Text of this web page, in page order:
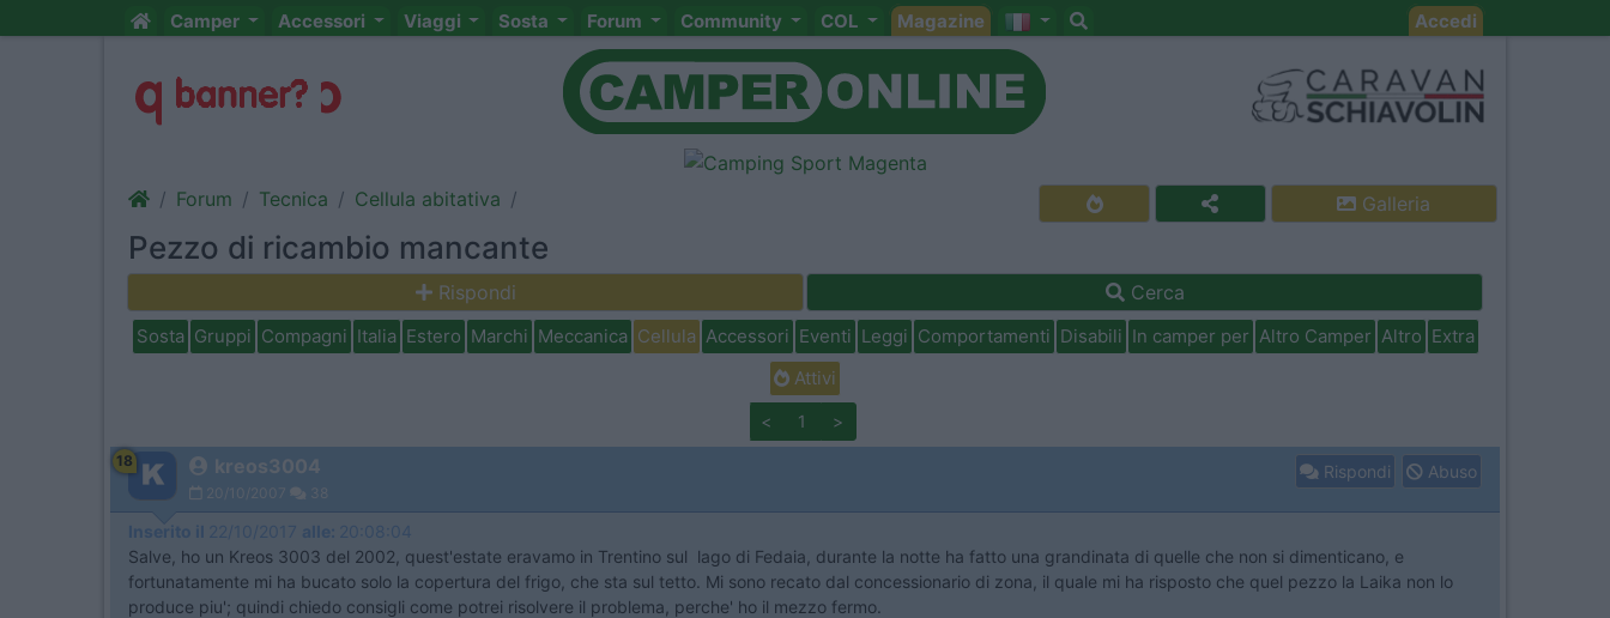
Camper Accessori Viaggi Sosta Forum Community COL Magazine Accedi
Forum Tecnica Cellula abitativa Galleria
Pezzo di ricambio mancante
Rispondi Cerca
Sosta Gruppi Compagni Italia Estero Marchi Meccanica Cellula Accessori Eventi Leggi Comportamenti Disabili In camper per Altro Camper Altro Extra
Attivi
< 1 >
18 kreos3004
20/10/2007 38
Rispondi Abuso
Inserito il 22/10/2017 alle: 20:08:04
Salve, ho un Kreos 3003 del 2002, quest'estate eravamo in Trentino sul lago di Fedaia, durante la notte ha fatto una grandinata di quelle che non si dimenticano, e
fortunatamente mi ha bucato solo la copertura del frigo, che sta sul tetto. Mi sono recato dal concessionario di zona, il quale mi ha risposto che quel pezzo la Laika non lo
produce piu'; quindi chiedo consigli come potrei risolvere il problema, perche' ho il mezzo fermo.